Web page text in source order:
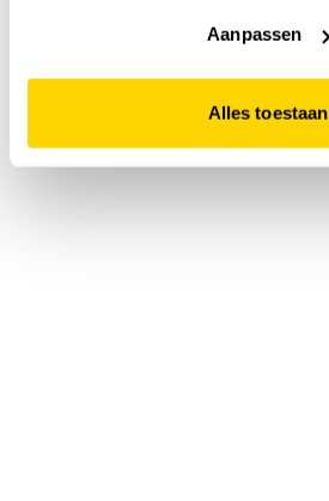
website niet optimaal functioneert.
Aanpassen
Alles toestaan